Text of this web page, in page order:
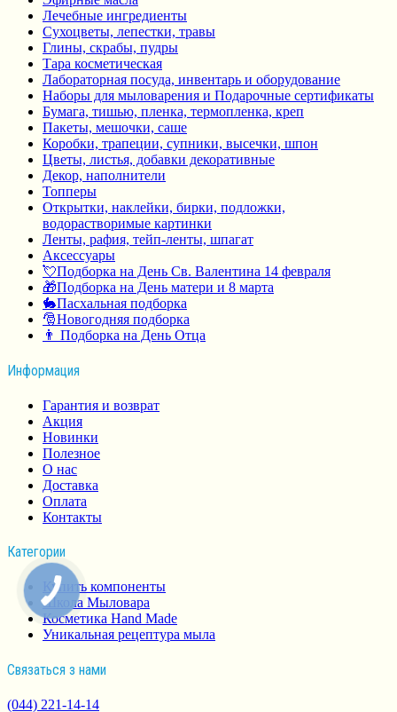
Лечебные ингредиенты
Сухоцветы, лепестки, травы
Глины, скрабы, пудры
Тара косметическая
Лабораторная посуда, инвентарь и оборудование
Наборы для мыловарения и Подарочные сертификаты
Бумага, тишью, пленка, термопленка, креп
Пакеты, мешочки, саше
Коробки, трапеции, супники, высечки, шпон
Цветы, листья, добавки декоративные
Декор, наполнители
Топперы
Открытки, наклейки, бирки, подложки,
водорастворимые картинки
Ленты, рафия, тейп-ленты, шпагат
Аксессуары
💘Подборка на День Св. Валентина 14 февраля
🎁Подборка на День матери и 8 марта
🐇Пасхальная подборка
🎅Новогодняя подборка
👨 Подборка на День Отца
Информация
Гарантия и возврат
Акция
Новинки
Полезное
О нас
Доставка
Оплата
Контакты
Категории
Купить компоненты
Школа Мыловара
Косметика Hand Made
Уникальная рецептура мыла
Связаться з нами
(044) 221-14-14